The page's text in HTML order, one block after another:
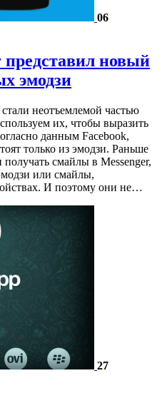
06
представил новый
эмодзи
неотъемлемой частью
их, чтобы выразить
данным Facebook,
только из эмодзи. Раньше
смайлы в Messenger,
или смайлы,
И поэтому они не…
27